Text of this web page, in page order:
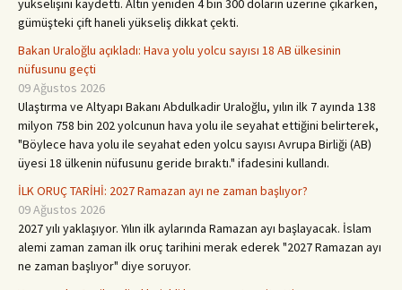
yükselişini kaydetti. Altın yeniden 4 bin 300 doların üzerine çıkarken,
gümüşteki çift haneli yükseliş dikkat çekti.
Bakan Uraloğlu açıkladı: Hava yolu yolcu sayısı 18 AB ülkesinin
nüfusunu geçti
09 Ağustos 2026
Ulaştırma ve Altyapı Bakanı Abdulkadir Uraloğlu, yılın ilk 7 ayında 138
milyon 758 bin 202 yolcunun hava yolu ile seyahat ettiğini belirterek,
"Böylece hava yolu ile seyahat eden yolcu sayısı Avrupa Birliği (AB)
üyesi 18 ülkenin nüfusunu geride bıraktı." ifadesini kullandı.
İLK ORUÇ TARİHİ: 2027 Ramazan ayı ne zaman başlıyor?
09 Ağustos 2026
2027 yılı yaklaşıyor. Yılın ilk aylarında Ramazan ayı başlayacak. İslam
alemi zaman zaman ilk oruç tarihini merak ederek "2027 Ramazan ayı
ne zaman başlıyor" diye soruyor.